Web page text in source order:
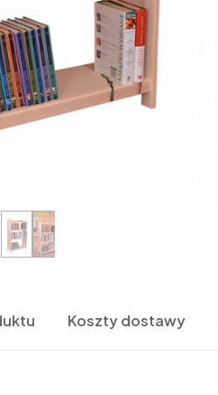
Koszty dostawy